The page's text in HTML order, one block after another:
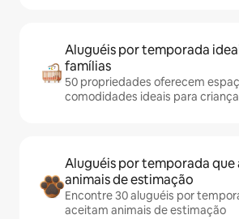
Aluguéis por temporada
famílias
50 propriedades oferecem
comodidades ideais para
Aluguéis por temporada
animais de estimação
Encontre 30 aluguéis por
aceitam animais de estimação